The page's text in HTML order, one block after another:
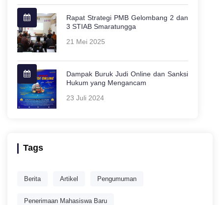
Rapat Strategi PMB Gelombang 2 dan
3 STIAB Smaratungga
21 Mei 2025
Dampak Buruk Judi Online dan Sanksi
Hukum yang Mengancam
23 Juli 2024
Tags
Berita Artikel Pengumuman
Penerimaan Mahasiswa Baru